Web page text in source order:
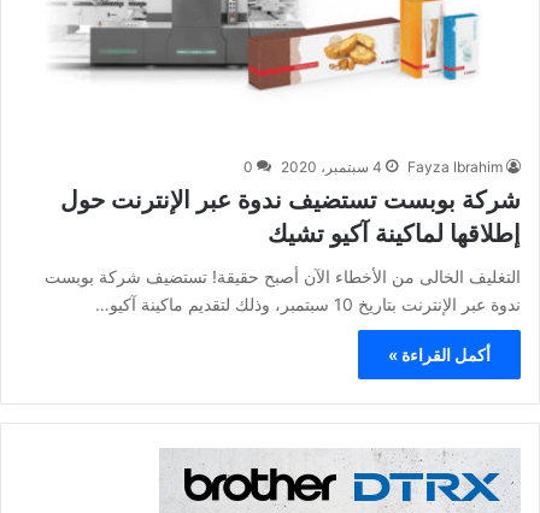
Fayza Ibrahim 4 سبتمبر، 2020 0
شركة بوبست تستضيف ندوة عبر الإنترنت حول
إطلاقها لماكينة آكيو تشيك
التغليف الخالى من الأخطاء الآن أصبح حقيقة! تستضيف شركة بوبست
ندوة عبر الإنترنت بتاريخ 10 سبتمبر، وذلك لتقديم ماكينة آكيو…
أكمل القراءة »